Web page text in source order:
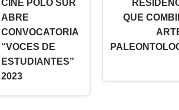
CINE POLO SUR
ABRE
CONVOCATORIA
“VOCES DE
ESTUDIANTES”
2023
QUE